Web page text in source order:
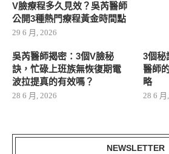
V臉療程多久見效？吳芮醫師
公開3種熱門療程黃金時間點
29 6 月, 2026
吳芮醫師揭密：3個V臉秘
訣，忙碌上班族無恢復期電
波拉提真的有效嗎？
28 6 月, 2026
3個秘
醫師
略
28 6 月
NEWSLETTER